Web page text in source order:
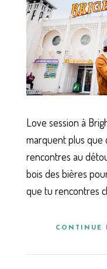
Love session à
marquent plus que
rencontres au
bois des bières
que tu rencontres
CONTINUE